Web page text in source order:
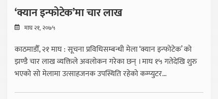
‘क्यान इन्फोटेक’मा चार लाख
माघ २१, २०७५
काठमाडौँ, २१ माघ : सूचना प्रविधिसम्बन्धी मेला ‘क्यान इन्फोटेक’ को
झण्डै चार लाख व्यक्तिले अवलोकन गरेका छन् । माघ १५ गतेदेखि शुरु
भएको सो मेलामा उत्साहजनक उपस्थिति रहेको कम्प्युटर...